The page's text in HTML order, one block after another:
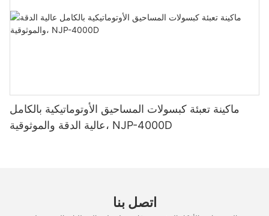
ماكينة تعبئة كبسولات المساحيق الأوتوماتيكية بالكامل
عالية الدقة والموثوقية، NJP-4000D
اتصل بنا